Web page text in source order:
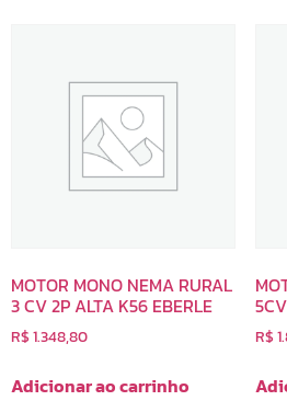
MOTOR MONO NEMA RURAL
3 CV 2P ALTA K56 EBERLE
R$1.348,80
Adicionar ao carrinho
R$